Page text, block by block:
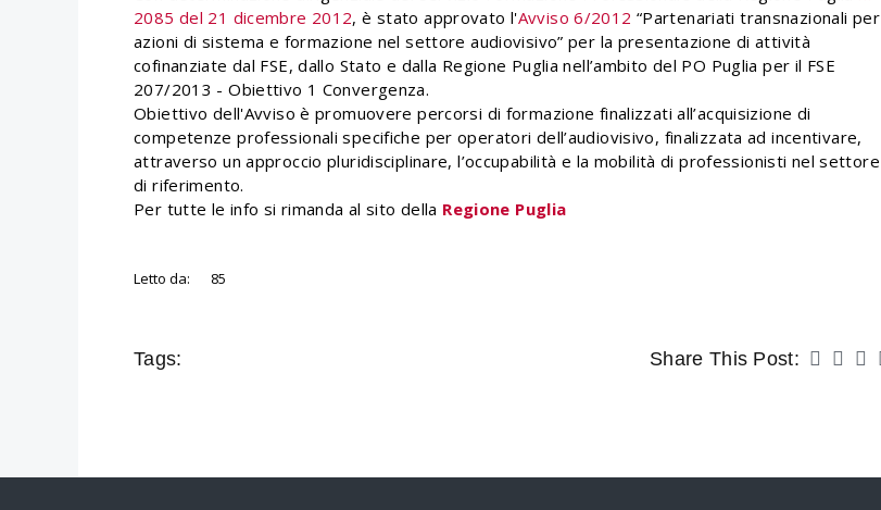
2085 del 21 dicembre 2012, è stato approvato l'Avviso 6/2012 “Partenariati transnazionali per
azioni di sistema e formazione nel settore audiovisivo” per la presentazione di attività
cofinanziate dal FSE, dallo Stato e dalla Regione Puglia nell’ambito del PO Puglia per il FSE
207/2013 - Obiettivo 1 Convergenza.
Obiettivo dell'Avviso è promuovere percorsi di formazione finalizzati all’acquisizione di
competenze professionali specifiche per operatori dell’audiovisivo, finalizzata ad incentivare,
attraverso un approccio pluridisciplinare, l’occupabilità e la mobilità di professionisti nel settore
di riferimento.
Per tutte le info si rimanda al sito della Regione Puglia
Letto da: 85
Tags: Share This Post: